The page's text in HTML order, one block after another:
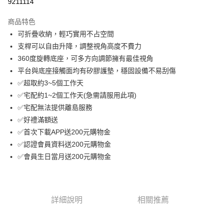
上海商業儲蓄銀行
臺灣中小企業銀行
匯豐（台灣）商業銀行
聯邦商業銀行
遠東國際商業銀行
元大商業銀行
永豐商業銀行
玉山商業銀行
星展（台灣）商業銀行
台灣樂天信用卡公司
Apple Pay
街口支付
悠遊付
ATM付款
運送方式
付款後全家取貨
付款後萊爾富取貨
免運費
商品特色
可折疊收納，輕巧實用不占空間
支桿可以自由升降，調整視角高度不費力
360度旋轉底座，可多方向調節擁有最佳視角
平台與底座接觸面均有矽膠護墊，穩固設備不易刮傷
✅超取約3~5個工作天
✅宅配約1~2個工作天(急需請服用此項)
✅宅配無法提供離島服務
✅好禮滿額送
✅首次下載APP送200元購物金
✅認證會員資料送200元購物金
✅會員生日當月送200元購物金
詳細說明 相關推薦